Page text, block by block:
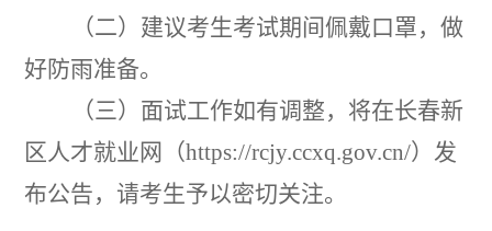
（二） 建议考生考试期间佩戴口罩 ，做
好防雨准备。
（三） 面试工作如有调整， 将在长春新
区人才就业网
（https://rcjy.ccxq.gov.cn/） 发
布公告， 请考生予以密切关注。